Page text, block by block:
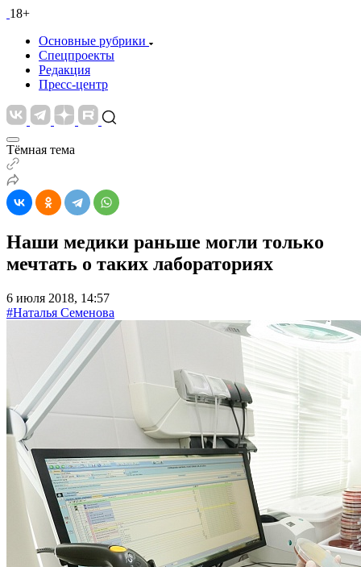
18+
Основные рубрики
Спецпроекты
Редакция
Пресс-центр
Тёмная тема
Наши медики раньше могли только
мечтать о таких лабораториях
6 июля 2018, 14:57
#Наталья Семенова